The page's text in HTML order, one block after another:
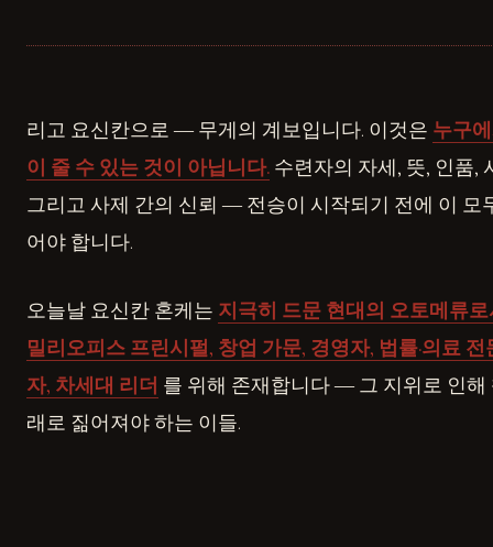
리고 요신칸으로 ― 무게의 계보입니다. 이것은 누구
이 줄 수 있는 것이 아닙니다. 수련자의 자세, 뜻, 인품,
그리고 사제 간의 신뢰 ― 전승이 시작되기 전에 이 모
어야 합니다.
오늘날 요신칸 혼케는 지극히 드문 현대의 오토메류로
밀리오피스 프린시펄, 창업 가문, 경영자, 법률·의료 전
자, 차세대 리더 를 위해 존재합니다 ― 그 지위로 인해
래로 짊어져야 하는 이들.